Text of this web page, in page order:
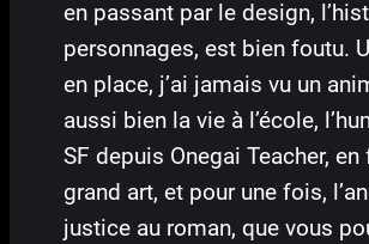
en passant par le design,
personnages, est bien foutu.
en place, j’ai jamais vu un
aussi bien la vie à l’école,
SF depuis Onegai Teacher, en
grand art, et pour une fois,
justice au roman, que vous